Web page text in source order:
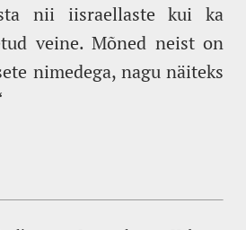
nii iisraellaste kui ka
veine. Mõned neist on
nimedega, nagu näiteks